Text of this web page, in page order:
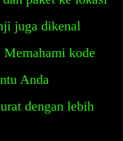
juga dikenal
Memahami kode
Anda
dengan lebih